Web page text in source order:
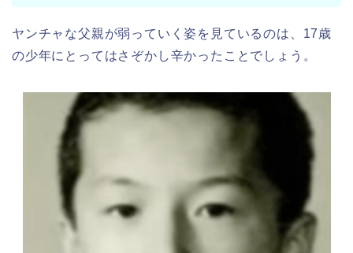
ヤンチャな父親が弱っていく姿を見ているのは、17歳
の少年にとってはさぞかし辛かったことでしょう。